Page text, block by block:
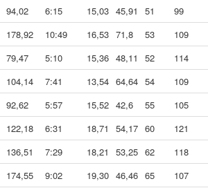
94,02 6:15 15,03 45,91 51
99
178,92 10:49 16,53 71,8 53
109
79,47 5:10 15,36 48,11 52
114
104,14 7:41 13,54 64,64 54
109
92,62 5:57 15,52 42,6 55
105
122,18 6:31 18,71 54,17 60
121
136,51 7:29 18,21 53,25 62
118
174,55 9:02 19,30 46,46 65
107